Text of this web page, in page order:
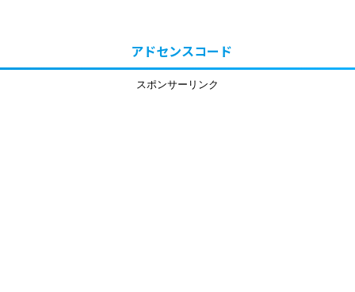
アドセンスコード
スポンサーリンク